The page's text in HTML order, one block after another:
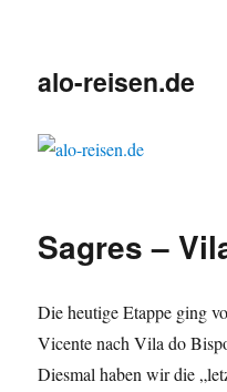
alo-reisen.de
Sagres –
Die heutige Etappe ging
Vicente nach Vila do
Diesmal haben wir die